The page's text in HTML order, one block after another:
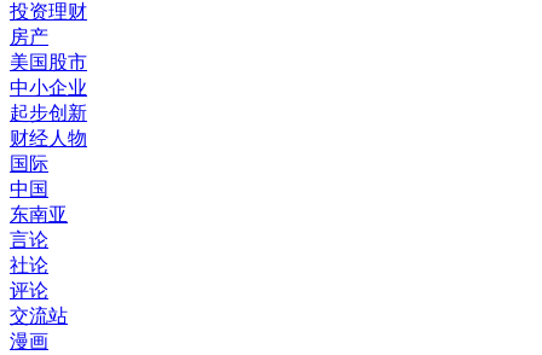
投资理财
房产
美国股市
中小企业
起步创新
财经人物
国际
中国
东南亚
言论
社论
评论
交流站
漫画